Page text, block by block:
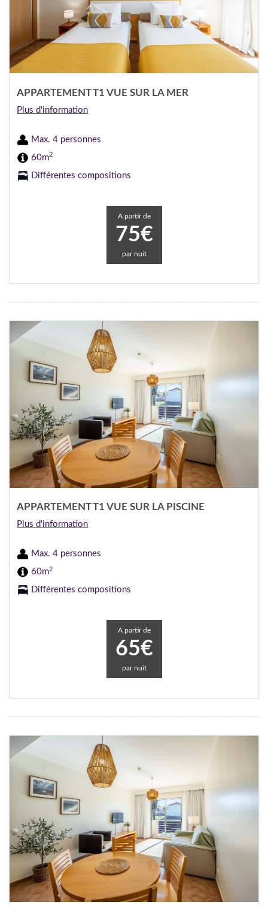
APPARTEMENT T1 VUE SUR LA MER
Plus d'information
Max. 4 personnes
60m2
Différentes compositions
A partir de
75€
par nuit
APPARTEMENT T1 VUE SUR LA PISCINE
Plus d'information
Max. 4 personnes
60m2
Différentes compositions
A partir de
65€
par nuit